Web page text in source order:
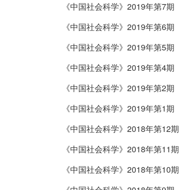
《中国社会科学》2019年第7期
《中国社会科学》2019年第6期
《中国社会科学》2019年第5期
《中国社会科学》2019年第4期
《中国社会科学》2019年第2期
《中国社会科学》2019年第1期
《中国社会科学》2018年第12期
《中国社会科学》2018年第11期
《中国社会科学》2018年第10期